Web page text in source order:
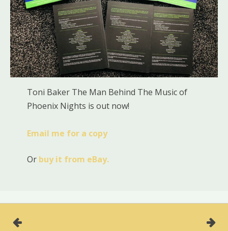
Toni Baker The Man Behind The Music of
Phoenix Nights is out now!
Email me for a copy
Or buy it from eBay.
Post